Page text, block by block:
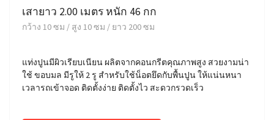
เสายาว 2.00 เมตร หนัก 46 กก
กว้าง 10 ซม / สูง 10 ซม / ยาว 200 ซม
แท่งปูนมีผิวเรียบเนียน ผลิตจากคอนกรีตคุณภาพสูง สวยงามน่า
ใช้ ขอบมล มีรูให้ 2 รู สำหรับใช้น็อตยึดกับพื้นปูน ให้แน่นหนา
เวลารถเข้าจอด ติดตั้งง่าย ติดตั้งไว สะดวกรวดเร็ว